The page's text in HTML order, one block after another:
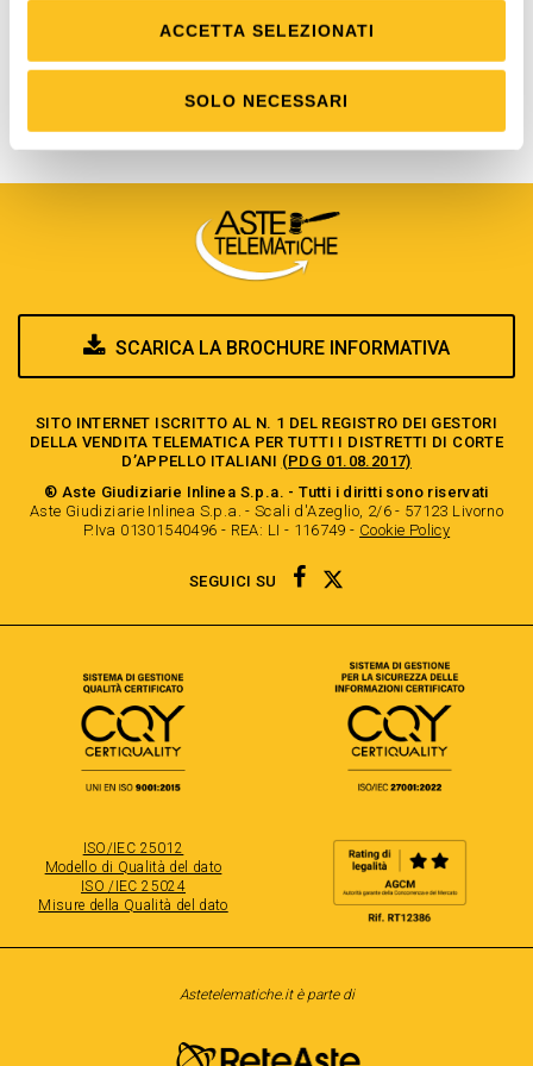
ACCETTA SELEZIONATI
SOLO NECESSARI
SCARICA LA BROCHURE INFORMATIVA
SITO INTERNET ISCRITTO AL N. 1 DEL REGISTRO DEI GESTORI
DELLA VENDITA TELEMATICA PER TUTTI I DISTRETTI DI CORTE
D’APPELLO ITALIANI (PDG 01.08.2017)
® Aste Giudiziarie Inlinea S.p.a. - Tutti i diritti sono riservati
Aste Giudiziarie Inlinea S.p.a. - Scali d'Azeglio, 2/6 - 57123 Livorno
P.Iva 01301540496 - REA: LI - 116749 - Cookie Policy
SEGUICI SU FACEBOOK
ISO/IEC 25012
Modello di Qualità del dato
ISO /IEC 25024
Misure della Qualità del dato
Astetelematiche.it è parte di